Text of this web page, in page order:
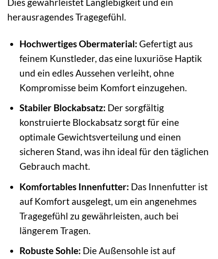
herausragendes Tragegefühl.
Hochwertiges Obermaterial: Gefertigt aus
feinem Kunstleder, das eine luxuriöse Haptik
und ein edles Aussehen verleiht, ohne
Kompromisse beim Komfort einzugehen.
Stabiler Blockabsatz: Der sorgfältig
konstruierte Blockabsatz sorgt für eine
optimale Gewichtsverteilung und einen
sicheren Stand, was ihn ideal für den täglichen
Gebrauch macht.
Komfortables Innenfutter: Das Innenfutter ist
auf Komfort ausgelegt, um ein angenehmes
Tragegefühl zu gewährleisten, auch bei
längerem Tragen.
Robuste Sohle: Die Außensohle ist auf